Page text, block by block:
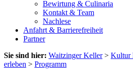
Bewirtung & Culinaria
Kontakt & Team
Nachlese
Anfahrt & Barrierefreiheit
Partner
Sie sind hier: Waitzinger Keller> Kultur
erleben > Programm